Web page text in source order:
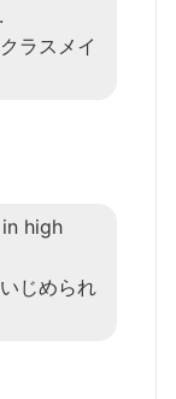
ラスメイ
high
じめられ